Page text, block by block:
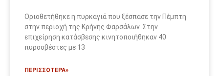
Οριοθετήθηκε η πυρκαγιά που ξέσπασε την Πέμπτη
στην περιοχή της Κρήνης Φαρσάλων. Στην
επιχείρηση κατάσβεσης κινητοποιήθηκαν 40
πυροσβέστες με 13
ΠΕΡΙΣΣΟΤΕΡΑ»